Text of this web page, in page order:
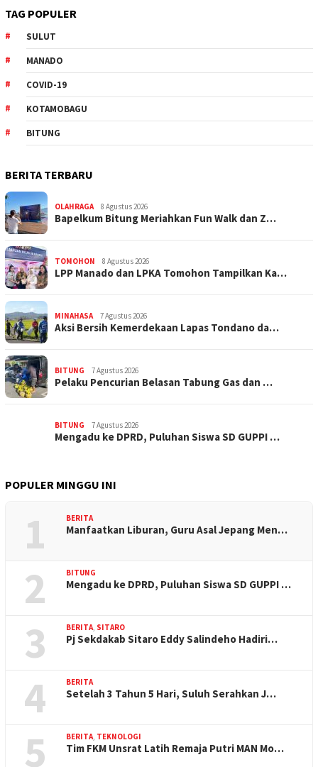
TAG POPULER
SULUT
MANADO
COVID-19
KOTAMOBAGU
BITUNG
BERITA TERBARU
OLAHRAGA 8 Agustus 2026
Bapelkum Bitung Meriahkan Fun Walk dan Z…
TOMOHON 8 Agustus 2026
LPP Manado dan LPKA Tomohon Tampilkan Ka…
MINAHASA 7 Agustus 2026
Aksi Bersih Kemerdekaan Lapas Tondano da…
BITUNG 7 Agustus 2026
Pelaku Pencurian Belasan Tabung Gas dan …
BITUNG 7 Agustus 2026
Mengadu ke DPRD, Puluhan Siswa SD GUPPI …
POPULER MINGGU INI
1 BERITA
Manfaatkan Liburan, Guru Asal Jepang Men…
2 BITUNG
Mengadu ke DPRD, Puluhan Siswa SD GUPPI …
3 BERITA, SITARO
Pj Sekdakab Sitaro Eddy Salindeho Hadiri…
4 BERITA
Setelah 3 Tahun 5 Hari, Suluh Serahkan J…
5 BERITA, TEKNOLOGI
Tim FKM Unsrat Latih Remaja Putri MAN Mo…